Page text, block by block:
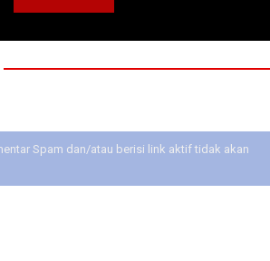
Spam dan/atau berisi link aktif tidak akan